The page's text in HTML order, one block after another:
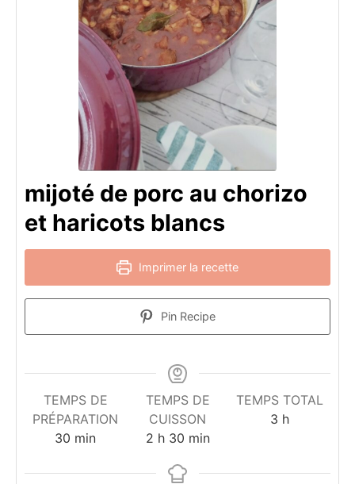
mijoté de porc au chorizo
et haricots blancs
Imprimer la recette
Pin Recipe
TEMPS DE
PRÉPARATION
30 minutes
min
TEMPS DE
CUISSON
2heures
h 30minutes
min
TEMPS TOTAL
3heures
h